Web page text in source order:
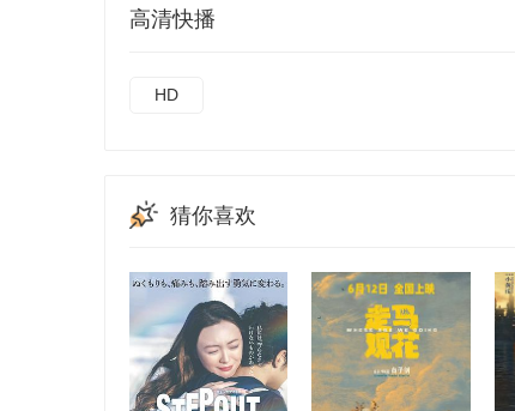
高清快播
HD
猜你喜欢